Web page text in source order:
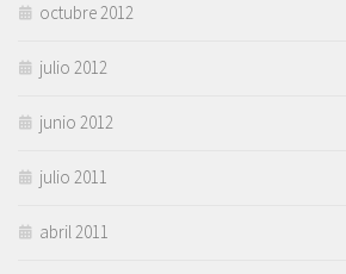
octubre 2012
julio 2012
junio 2012
julio 2011
abril 2011